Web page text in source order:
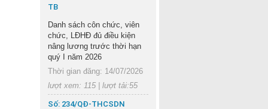
TB
Danh sách côn chức, viên
chức, LĐHĐ đủ điều kiện
nâng lương trước thời hạn
quý I năm 2026
Thời gian đăng: 14/07/2026
lượt xem: 115 | lượt tải:55
Số: 234/QĐ-THCSDN